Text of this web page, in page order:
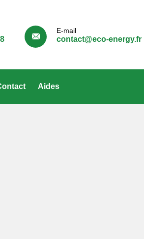
E-mail
contact@eco-energy.fr
Aides